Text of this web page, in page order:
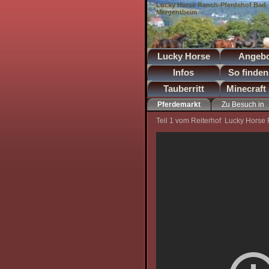
Lucky Horse Ranch-Pferdehof Bad
Mergentheim
Lucky Horse
Ranch
Infos
So
uns
Tauberritt Minecraft
Pferdemarkt
Zu Besuch in
Marbach
Pferdemarkt Bad Mergentheim ,
Teil 1 vom Reiterhof Lucky Horse